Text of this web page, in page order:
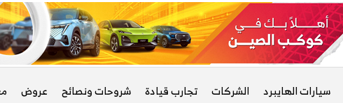
سيارات الهايبرد الشركات تجارب قيادة شروحات ونصائح عروض